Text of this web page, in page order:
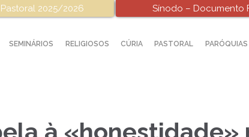
2025/2026 Sínodo – Documento
SEMINÁRIOS RELIGIOSOS CÚRIA PASTORAL PARÓQUIAS
à «honestidade»